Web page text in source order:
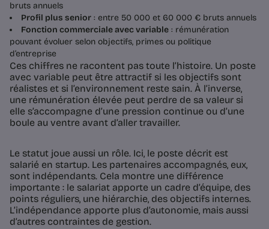
bruts annuels
Profil plus senior : entre 50 000 et 60 000 € bruts annuels
Fonction commerciale avec variable : rémunération
pouvant évoluer selon objectifs, primes ou politique
d’entreprise
Ces chiffres ne racontent pas toute l’histoire. Un poste
avec variable peut être attractif si les objectifs sont
réalistes et si l’environnement reste sain. À l’inverse,
une rémunération élevée peut perdre de sa valeur si
elle s’accompagne d’une pression continue ou d’une
boule au ventre avant d’aller travailler.
Le statut joue aussi un rôle. Ici, le poste décrit est
salarié en startup. Les partenaires accompagnés, eux,
sont indépendants. Cela montre une différence
importante : le salariat apporte un cadre d’équipe, des
points réguliers, une hiérarchie, des objectifs internes.
L’indépendance apporte plus d’autonomie, mais aussi
d’autres contraintes de gestion.